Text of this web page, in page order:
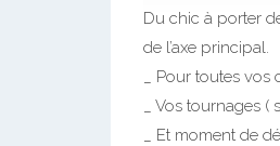
Du chic à porter
de l’axe principal.
_ Pour toutes
_ Vos tournages
_ Et moment de